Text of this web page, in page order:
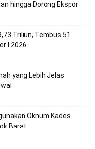
hingga Dorong Ekspor
Triliun, Tembus 51
I 2026
yang Lebih Jelas
Oknum Kades
Barat